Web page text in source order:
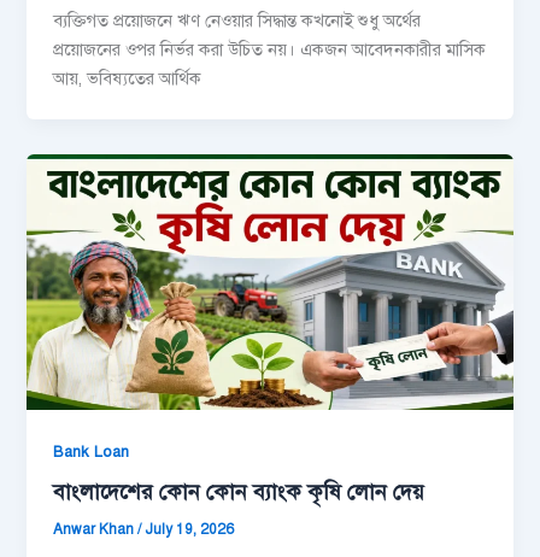
ব্যক্তিগত প্রয়োজনে ঋণ নেওয়ার সিদ্ধান্ত কখনোই শুধু অর্থের
প্রয়োজনের ওপর নির্ভর করা উচিত নয়। একজন আবেদনকারীর মাসিক
আয়, ভবিষ্যতের আর্থিক
Bank Loan
বাংলাদেশের কোন কোন ব্যাংক কৃষি লোন দেয়
Anwar Khan/ July 19, 2026